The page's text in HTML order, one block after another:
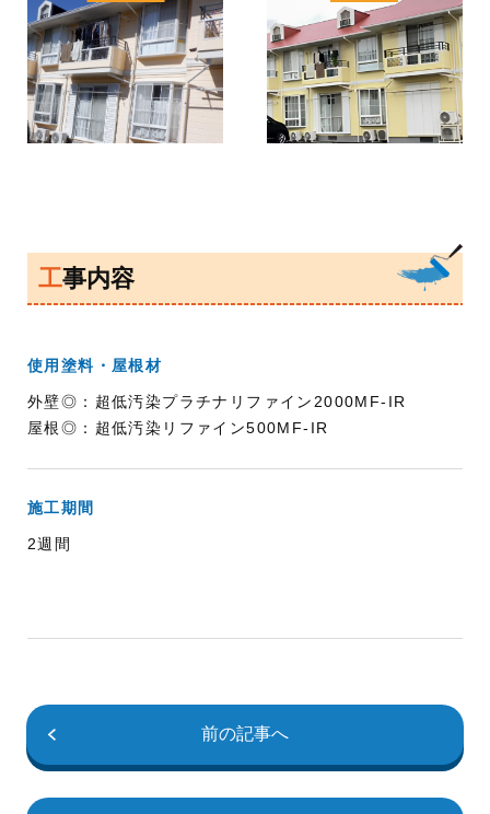
工事内容
使用塗料・屋根材
外壁◎：超低汚染プラチナリファイン2000MF-IR
屋根◎：超低汚染リファイン500MF-IR
施工期間
2週間
前の記事へ